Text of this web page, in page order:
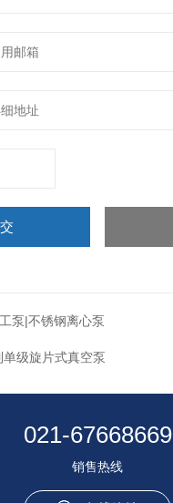
泵|不锈钢离心泵
单级旋片式真空泵
021-67668669
销售热线